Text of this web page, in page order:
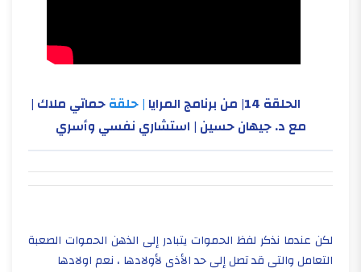
الحلقة 14| من برنامج المرايا | حلقةحماتي ملاك |
مع د. جيهان حسين | استشاري نفسي وأسري
لكن عندما نذكر لفظ الحموات يتبادر إلى الذهن الحموات الصعبة
التعامل والتى قد تصل إلى حد الأذى لأولادها ، نعم اولادها